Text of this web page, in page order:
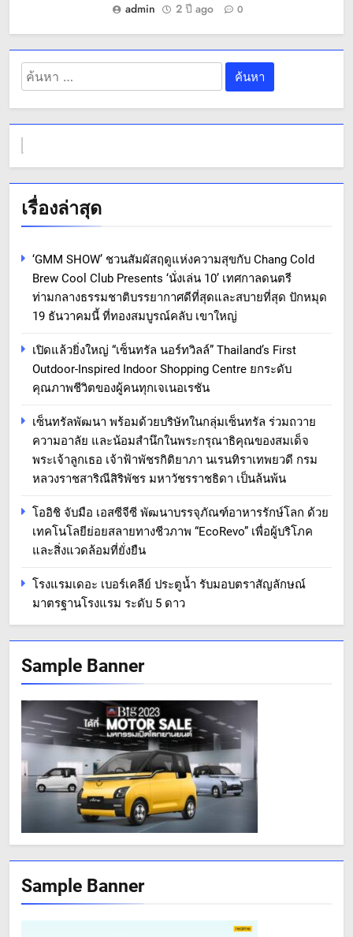
admin
2 ปี ago 0
ค้นหา
สำหรับ:
เรื่องล่าสุด
‘GMM SHOW’ ชวนสัมผัสฤดูแห่งความสุขกับ Chang Cold
Brew Cool Club Presents ‘นั่งเล่น 10’ เทศกาลดนตรี
ท่ามกลางธรรมชาติบรรยากาศดีที่สุดและสบายที่สุด ปักหมุด
19 ธันวาคมนี้ ที่ทองสมบูรณ์คลับ เขาใหญ่
เปิดแล้วยิ่งใหญ่ “เซ็นทรัล นอร์ทวิลล์” Thailand’s First
Outdoor-Inspired Indoor Shopping Centre ยกระดับ
คุณภาพชีวิตของผู้คนทุกเจเนอเรชัน
เซ็นทรัลพัฒนา พร้อมด้วยบริษัทในกลุ่มเซ็นทรัล ร่วมถวาย
ความอาลัย และน้อมสำนึกในพระกรุณาธิคุณของสมเด็จ
พระเจ้าลูกเธอ เจ้าฟ้าพัชรกิติยาภา นเรนทิราเทพยวดี กรม
หลวงราชสาริณีสิริพัชร มหาวัชรราชธิดา เป็นล้นพ้น
โออิชิ จับมือ เอสซีจีซี พัฒนาบรรจุภัณฑ์อาหารรักษ์โลก ด้วย
เทคโนโลยีย่อยสลายทางชีวภาพ “EcoRevo” เพื่อผู้บริโภค
และสิ่งแวดล้อมที่ยั่งยืน
โรงแรมเดอะ เบอร์เคลีย์ ประตูน้ำ รับมอบตราสัญลักษณ์
มาตรฐานโรงแรม ระดับ 5 ดาว
Sample Banner
Sample Banner